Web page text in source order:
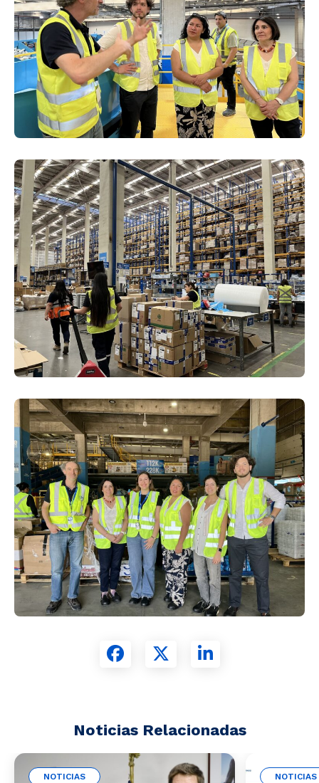
Noticias Relacionadas
NOTICIAS NOTICIAS